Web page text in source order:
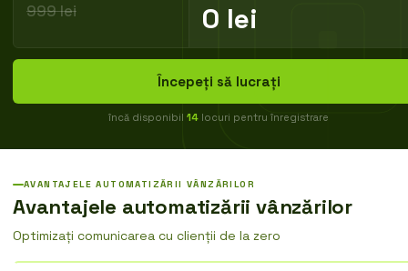
999 lei 0 lei
Începeți să lucrați
încă disponibil 14 locuri pentru înregistrare
AVANTAJELE AUTOMATIZĂRII VÂNZĂRILOR
Avantajele automatizării vânzărilor
Optimizați comunicarea cu clienții de la zero